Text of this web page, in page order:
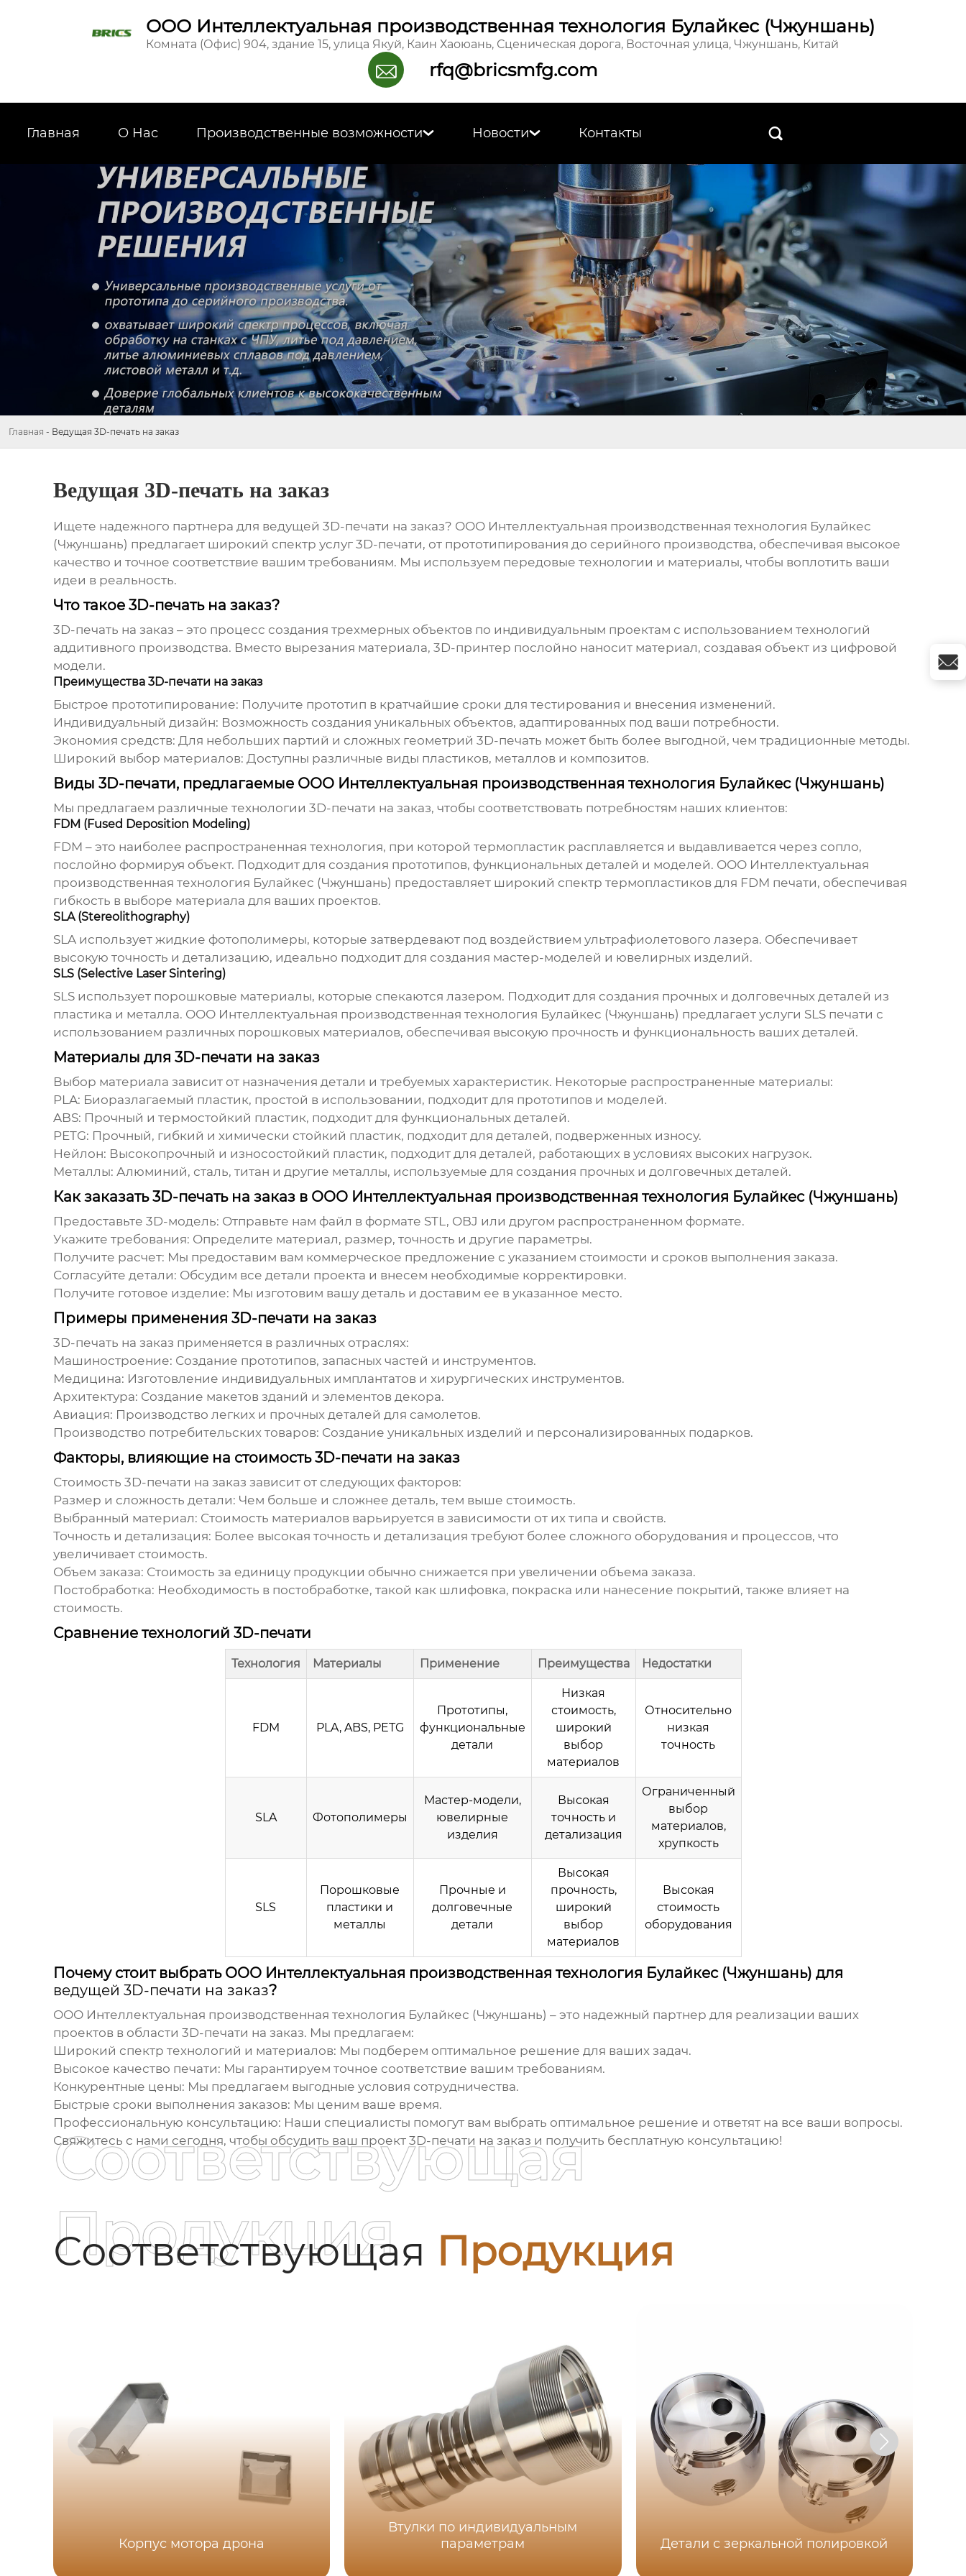
ООО Интеллектуальная производственная технология Булайкес (Чжуншань)
Комната (Офис) 904, здание 15, улица Якуй, Каин Хаоюань, Сценическая дорога, Восточная улица, Чжуншань, Китай
 rfq@bricsmfg.com
Главная О Hас Производственные возможности Новости Контакты 
Главная - Ведущая 3D-печать на заказ
Ведущая 3D-печать на заказ
Ищете надежного партнера для ведущей 3D-печати на заказ? ООО Интеллектуальная производственная технология Булайкес
(Чжуншань) предлагает широкий спектр услуг 3D-печати, от прототипирования до серийного производства, обеспечивая высокое
качество и точное соответствие вашим требованиям. Мы используем передовые технологии и материалы, чтобы воплотить ваши
идеи в реальность.
Что такое 3D-печать на заказ?
3D-печать на заказ – это процесс создания трехмерных объектов по индивидуальным проектам с использованием технологий
аддитивного производства. Вместо вырезания материала, 3D-принтер послойно наносит материал, создавая объект из цифровой
модели.
Преимущества 3D-печати на заказ
Быстрое прототипирование: Получите прототип в кратчайшие сроки для тестирования и внесения изменений.
Индивидуальный дизайн: Возможность создания уникальных объектов, адаптированных под ваши потребности.
Экономия средств: Для небольших партий и сложных геометрий 3D-печать может быть более выгодной, чем традиционные методы.
Широкий выбор материалов: Доступны различные виды пластиков, металлов и композитов.
Виды 3D-печати, предлагаемые ООО Интеллектуальная производственная технология Булайкес (Чжуншань)
Мы предлагаем различные технологии 3D-печати на заказ, чтобы соответствовать потребностям наших клиентов:
FDM (Fused Deposition Modeling)
FDM – это наиболее распространенная технология, при которой термопластик расплавляется и выдавливается через сопло,
послойно формируя объект. Подходит для создания прототипов, функциональных деталей и моделей. ООО Интеллектуальная
производственная технология Булайкес (Чжуншань) предоставляет широкий спектр термопластиков для FDM печати, обеспечивая
гибкость в выборе материала для ваших проектов.
SLA (Stereolithography)
SLA использует жидкие фотополимеры, которые затвердевают под воздействием ультрафиолетового лазера. Обеспечивает
высокую точность и детализацию, идеально подходит для создания мастер-моделей и ювелирных изделий.
SLS (Selective Laser Sintering)
SLS использует порошковые материалы, которые спекаются лазером. Подходит для создания прочных и долговечных деталей из
пластика и металла. ООО Интеллектуальная производственная технология Булайкес (Чжуншань) предлагает услуги SLS печати с
использованием различных порошковых материалов, обеспечивая высокую прочность и функциональность ваших деталей.
Материалы для 3D-печати на заказ
Выбор материала зависит от назначения детали и требуемых характеристик. Некоторые распространенные материалы:
PLA: Биоразлагаемый пластик, простой в использовании, подходит для прототипов и моделей.
ABS: Прочный и термостойкий пластик, подходит для функциональных деталей.
PETG: Прочный, гибкий и химически стойкий пластик, подходит для деталей, подверженных износу.
Нейлон: Высокопрочный и износостойкий пластик, подходит для деталей, работающих в условиях высоких нагрузок.
Металлы: Алюминий, сталь, титан и другие металлы, используемые для создания прочных и долговечных деталей.
Как заказать 3D-печать на заказ в ООО Интеллектуальная производственная технология Булайкес (Чжуншань)
Предоставьте 3D-модель: Отправьте нам файл в формате STL, OBJ или другом распространенном формате.
Укажите требования: Определите материал, размер, точность и другие параметры.
Получите расчет: Мы предоставим вам коммерческое предложение с указанием стоимости и сроков выполнения заказа.
Согласуйте детали: Обсудим все детали проекта и внесем необходимые корректировки.
Получите готовое изделие: Мы изготовим вашу деталь и доставим ее в указанное место.
Примеры применения 3D-печати на заказ
3D-печать на заказ применяется в различных отраслях:
Машиностроение: Создание прототипов, запасных частей и инструментов.
Медицина: Изготовление индивидуальных имплантатов и хирургических инструментов.
Архитектура: Создание макетов зданий и элементов декора.
Авиация: Производство легких и прочных деталей для самолетов.
Производство потребительских товаров: Создание уникальных изделий и персонализированных подарков.
Факторы, влияющие на стоимость 3D-печати на заказ
Стоимость 3D-печати на заказ зависит от следующих факторов:
Размер и сложность детали: Чем больше и сложнее деталь, тем выше стоимость.
Выбранный материал: Стоимость материалов варьируется в зависимости от их типа и свойств.
Точность и детализация: Более высокая точность и детализация требуют более сложного оборудования и процессов, что
увеличивает стоимость.
Объем заказа: Стоимость за единицу продукции обычно снижается при увеличении объема заказа.
Постобработка: Необходимость в постобработке, такой как шлифовка, покраска или нанесение покрытий, также влияет на
стоимость.
Сравнение технологий 3D-печати
Технология Материалы Применение Преимущества Недостатки
FDM PLA, ABS, PETG
Прототипы,
функциональные
детали
Низкая
стоимость,
широкий
выбор
материалов
Относительно
низкая
точность
SLA Фотополимеры
Мастер-модели,
ювелирные
изделия
Высокая
точность и
детализация
Ограниченный
выбор
материалов,
хрупкость
SLS
Порошковые
пластики и
металлы
Прочные и
долговечные
детали
Высокая
прочность,
широкий
выбор
материалов
Высокая
стоимость
оборудования
Почему стоит выбрать ООО Интеллектуальная производственная технология Булайкес (Чжуншань) для
ведущей 3D-печати на заказ?
ООО Интеллектуальная производственная технология Булайкес (Чжуншань) – это надежный партнер для реализации ваших
проектов в области 3D-печати на заказ. Мы предлагаем:
Широкий спектр технологий и материалов: Мы подберем оптимальное решение для ваших задач.
Высокое качество печати: Мы гарантируем точное соответствие вашим требованиям.
Конкурентные цены: Мы предлагаем выгодные условия сотрудничества.
Быстрые сроки выполнения заказов: Мы ценим ваше время.
Профессиональную консультацию: Наши специалисты помогут вам выбрать оптимальное решение и ответят на все ваши вопросы.
Свяжитесь с нами сегодня, чтобы обсудить ваш проект 3D-печати на заказ и получить бесплатную консультацию!
Соответствующая Продукция
Соответствующая
Продукция
Корпус мотора дрона
Втулки по индивидуальным
параметрам
Детали с зеркальной полировкой